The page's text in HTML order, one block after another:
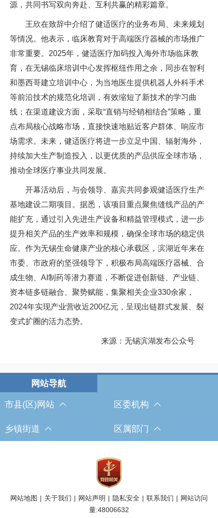
源，共同书写双向奔赴、互利共赢的精彩篇章。
王欣在致辞中介绍了健适医疗的业务布局、未来规划
等情况。他表示，临床教育对于高端医疗器械的市场推广
非常重要。2025年，健适医疗加码投入海外市场临床教
育，在无锡临床培训中心发挥枢纽作用之余，同步在智利
和墨西哥建立培训中心，为当地医生提供机器人外科手术
等前沿技术的规范化培训，有效缩短了新技术的学习曲
线；在渠道建设方面，采取“直销与经销相结合”策略，重
点布局核心战略市场，直接快速地贴近客户群体、响应市
场需求。未来，健适医疗将进一步立足中国、辐射海外，
持续加大生产制造投入，以更优质的产品供应全球市场，
推动全球医疗事业共同发展。
开幕活动后，与会领导、嘉宾共同参观健适医疗生产
基地建设二期项目。据悉，该项目重点聚焦缝线产品的产
能扩充，通过引入先进生产设备和精益管理模式，进一步
提升相关产品的生产效率和规模，确保全球市场的稳定供
应。作为无锡生命健康产业的核心承载区，滨湖近年来在
市委、市政府的坚强领导下，积极布局高端医疗器械、合
成生物、AI制药等潜力赛道，不断促进创新链、产业链、
资本链多链融合、聚势赋能，集聚相关企业330余家，
2024年实现产业营收近200亿元，呈现出链群式发展、裂
变式扩圈的活力态势。
来源：无锡滨湖发布公众号
市县(区)网站 区委机构
乡镇街道 区属部门
网站地图 | 关于我们 | 网站声明 | 隐私安全 | 联系我们 | 网站访问
量:48006632